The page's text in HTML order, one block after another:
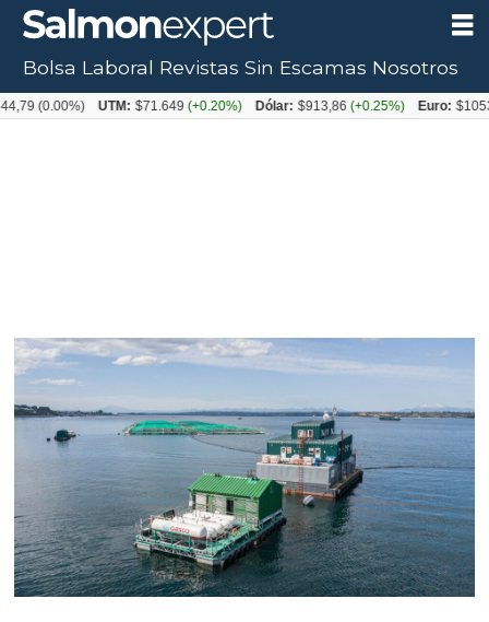
Bolsa Laboral Revistas Sin Escamas Nosotros
UTM: $71.649(+0.20%) Dólar: $913,86(+0.25%) Euro: $1053,08(-